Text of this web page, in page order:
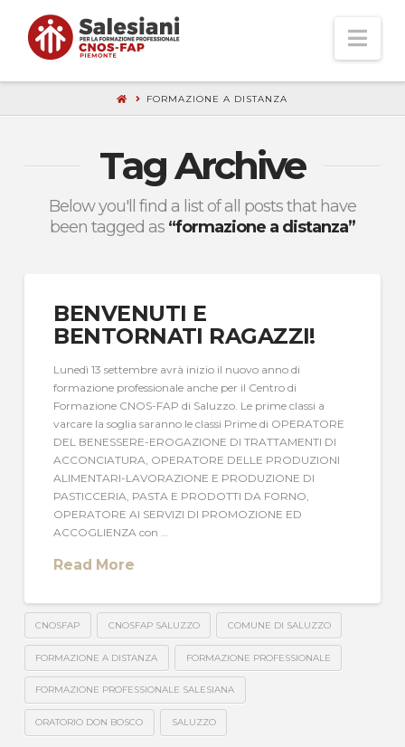
FORMAZIONE A DISTANZA
Tag Archive
Below you'll find a list of all posts that have
been tagged as “formazione a distanza”
BENVENUTI E
BENTORNATI RAGAZZI!
Lunedì 13 settembre avrà inizio il nuovo anno di
formazione professionale anche per il Centro di
Formazione CNOS-FAP di Saluzzo. Le prime classi a
varcare la soglia saranno le classi Prime di OPERATORE
DEL BENESSERE-EROGAZIONE DI TRATTAMENTI DI
ACCONCIATURA, OPERATORE DELLE PRODUZIONI
ALIMENTARI-LAVORAZIONE E PRODUZIONE DI
PASTICCERIA, PASTA E PRODOTTI DA FORNO,
OPERATORE AI SERVIZI DI PROMOZIONE ED
ACCOGLIENZA con …
Read More
CNOSFAP CNOSFAP SALUZZO COMUNE DI SALUZZO
FORMAZIONE A DISTANZA FORMAZIONE PROFESSIONALE
FORMAZIONE PROFESSIONALE SALESIANA
ORATORIO DON BOSCO SALUZZO